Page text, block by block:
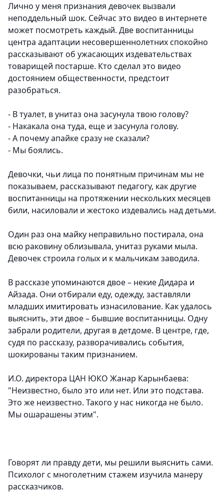
Лично у меня признания девочек вызвали
неподдельный шок. Сейчас это видео в интернете
может посмотреть каждый. Две воспитанницы
центра адаптации несовершеннолетних спокойно
рассказывают об ужасающих издевательствах
товарищей постарше. Кто сделал это видео
достоянием общественности, предстоит
разобраться.
- В туалет, в унитаз она засунула твою голову?
- Накакала она туда, еще и засунула голову.
- А почему апайке сразу не сказали?
- Мы боялись.
Девочки, чьи лица по понятным причинам мы не
показываем, рассказывают педагогу, как другие
воспитанницы на протяжении нескольких месяцев
били, насиловали и жестоко издевались над детьми.
Один раз она майку неправильно постирала, она
всю раковину облизывала, унитаз руками мыла.
Девочек строила голых и к мальчикам заводила.
В рассказе упоминаются двое – некие Дидара и
Айзада. Они отбирали еду, одежду, заставляли
младших имитировать изнасилование. Как удалось
выяснить, эти двое – бывшие воспитанницы. Одну
забрали родители, другая в детдоме. В центре, где,
судя по рассказу, разворачивались события,
шокированы таким признанием.
И.О. директора ЦАН ЮКО Жанар Карынбаева:
"Неизвестно, было это или нет. Или это подстава.
Это же неизвестно. Такого у нас никогда не было.
Мы ошарашены этим".
Говорят ли правду дети, мы решили выяснить сами.
Психолог с многолетним стажем изучила манеру
рассказчиков.